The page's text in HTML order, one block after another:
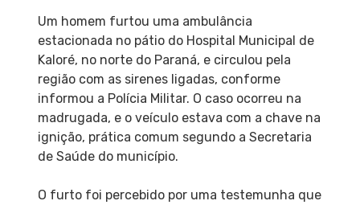
Um homem furtou uma ambulância
estacionada no pátio do Hospital Municipal de
Kaloré, no norte do Paraná, e circulou pela
região com as sirenes ligadas, conforme
informou a Polícia Militar. O caso ocorreu na
madrugada, e o veículo estava com a chave na
ignição, prática comum segundo a Secretaria
de Saúde do município.
O furto foi percebido por uma testemunha que